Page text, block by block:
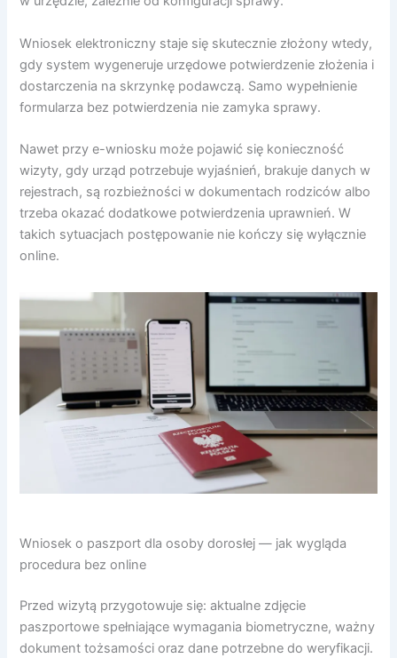
Wniosek elektroniczny staje się skutecznie złożony wtedy,
gdy system wygeneruje urzędowe potwierdzenie złożenia i
dostarczenia na skrzynkę podawczą. Samo wypełnienie
formularza bez potwierdzenia nie zamyka sprawy.
Nawet przy e-wniosku może pojawić się konieczność
wizyty, gdy urząd potrzebuje wyjaśnień, brakuje danych w
rejestrach, są rozbieżności w dokumentach rodziców albo
trzeba okazać dodatkowe potwierdzenia uprawnień. W
takich sytuacjach postępowanie nie kończy się wyłącznie
online.
Wniosek o paszport dla osoby dorosłej — jak wygląda
procedura bez online
Przed wizytą przygotowuje się: aktualne zdjęcie
paszportowe spełniające wymagania biometryczne, ważny
dokument tożsamości oraz dane potrzebne do weryfikacji.